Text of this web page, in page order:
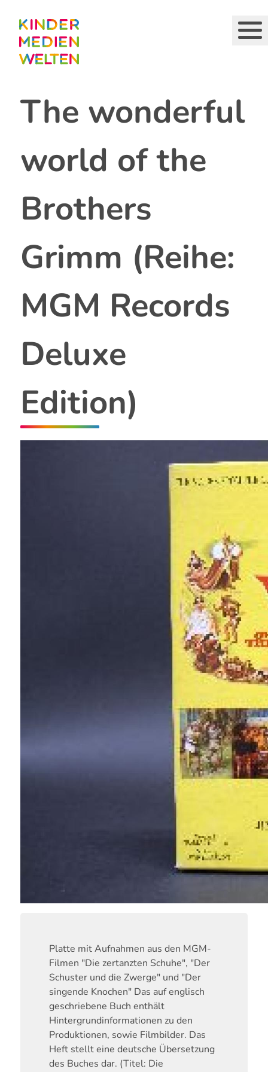
Inhalt
The wonderful
world of the
Brothers
Grimm (Reihe:
MGM Records
Deluxe
Edition)
Platte mit Aufnahmen aus den MGM-
Filmen "Die zertanzten Schuhe", "Der
Schuster und die Zwerge" und "Der
singende Knochen" Das auf englisch
geschriebene Buch enthält
Hintergrundinformationen zu den
Produktionen, sowie Filmbilder. Das
Heft stellt eine deutsche Übersetzung
des Buches dar. (Titel: Die